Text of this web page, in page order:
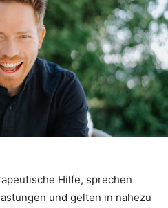
Hilfe, sprechen
und gelten in nahezu